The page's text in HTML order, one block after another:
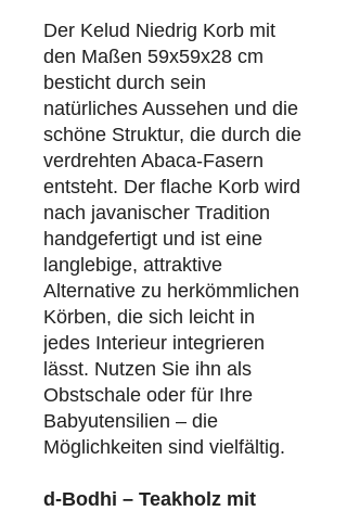
Der Kelud Niedrig Korb mit
den Maßen 59x59x28 cm
besticht durch sein
natürliches Aussehen und die
schöne Struktur, die durch die
verdrehten Abaca-Fasern
entsteht. Der flache Korb wird
nach javanischer Tradition
handgefertigt und ist eine
langlebige, attraktive
Alternative zu herkömmlichen
Körben, die sich leicht in
jedes Interieur integrieren
lässt. Nutzen Sie ihn als
Obstschale oder für Ihre
Babyutensilien – die
Möglichkeiten sind vielfältig.
d-Bodhi – Teakholz mit